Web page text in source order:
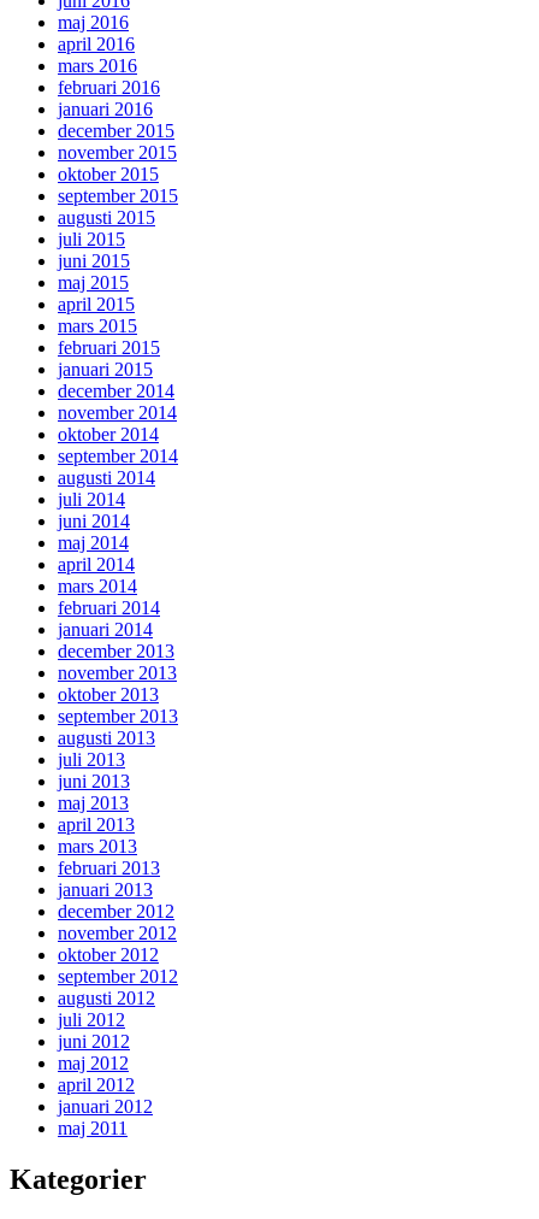
maj 2016
april 2016
mars 2016
februari 2016
januari 2016
december 2015
november 2015
oktober 2015
september 2015
augusti 2015
juli 2015
juni 2015
maj 2015
april 2015
mars 2015
februari 2015
januari 2015
december 2014
november 2014
oktober 2014
september 2014
augusti 2014
juli 2014
juni 2014
maj 2014
april 2014
mars 2014
februari 2014
januari 2014
december 2013
november 2013
oktober 2013
september 2013
augusti 2013
juli 2013
juni 2013
maj 2013
april 2013
mars 2013
februari 2013
januari 2013
december 2012
november 2012
oktober 2012
september 2012
augusti 2012
juli 2012
juni 2012
maj 2012
april 2012
januari 2012
maj 2011
Kategorier